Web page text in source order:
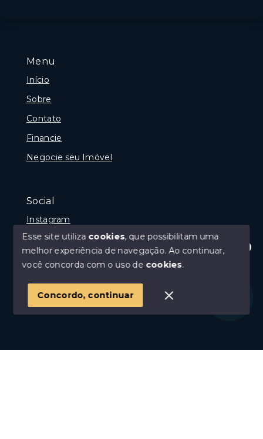
Olá! Estamos disponíveis para te ajudar.
Menu
Início
Sobre
Contato
Financie
Negocie seu Imóvel
Social
Instagram
© Copyright 2026 - Jair Batista - Todos os direitos
SITE PARA IMOBILIARIA
Esse site utiliza cookies, que possibilitam uma
melhor experiência de navegação.Ao continuar,
você concorda com o uso de cookies.
Concordo, continuar